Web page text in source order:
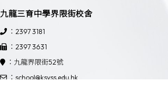
九龍三育中學界限街校舍
：2397 3181
：2397 3631
：九龍界限街52號
：school@ksyss.edu.hk